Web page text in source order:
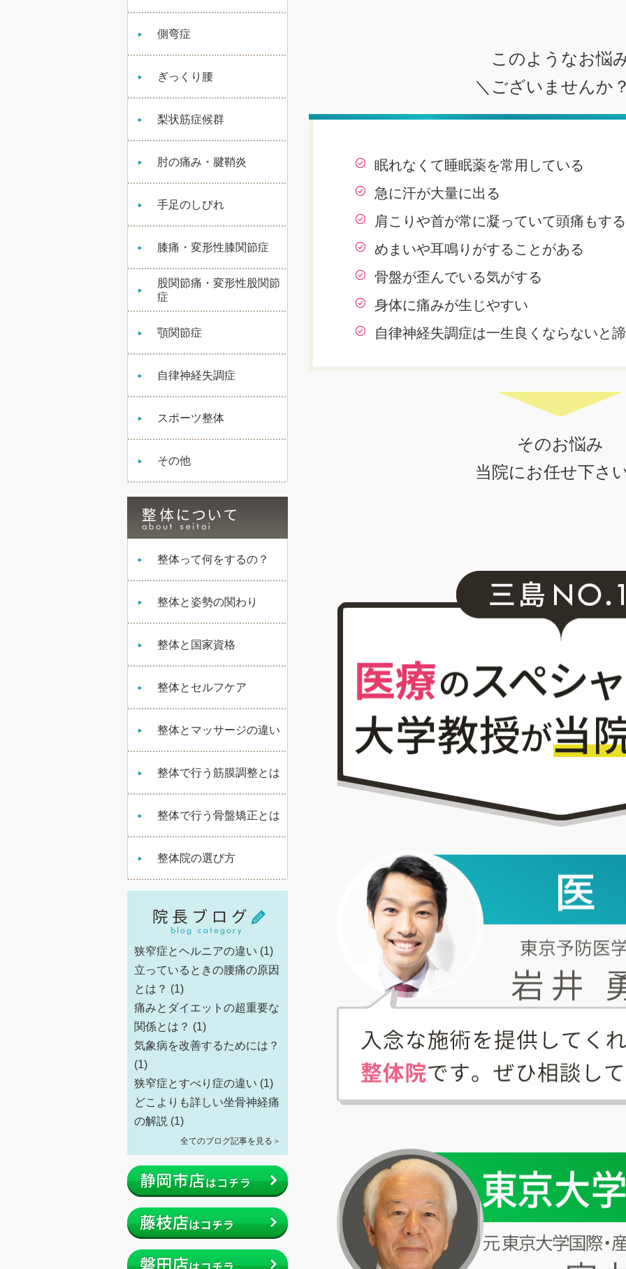
側弯症
ぎっくり腰
梨状筋症候群
肘の痛み・腱鞘炎
手足のしびれ
膝痛・変形性膝関節症
股関節痛・変形性股関節
症
顎関節症
自律神経失調症
スポーツ整体
その他
整体って何をするの？
整体と姿勢の関わり
整体と国家資格
整体とセルフケア
整体とマッサージの違い
整体で行う筋膜調整とは
整体で行う骨盤矯正とは
整体院の選び方
狭窄症とヘルニアの違い (1)
立っているときの腰痛の原因
とは？ (1)
痛みとダイエットの超重要な
関係とは？ (1)
気象病を改善するためには？
(1)
狭窄症とすべり症の違い (1)
どこよりも詳しい坐骨神経痛
の解説 (1)
全てのブログ記事を見る＞
このようなお悩
＼ございませんか
眠れなくて睡眠薬を常用している
急に汗が大量に出る
肩こりや首が常に凝っていて頭痛もする
めまいや耳鳴りがすることがある
骨盤が歪んでいる気がする
身体に痛みが生じやすい
自律神経失調症は一生良くならないと
そのお悩み
当院にお任せ下さ